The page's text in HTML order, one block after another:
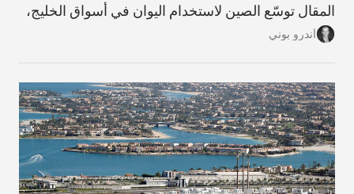
المقال توسّع الصين لاستخدام اليوان في أسواق الخليج،
وما الذي يعنيه ذلك لمستقبل النظام المالي الإقليمي،
أندرو بوني